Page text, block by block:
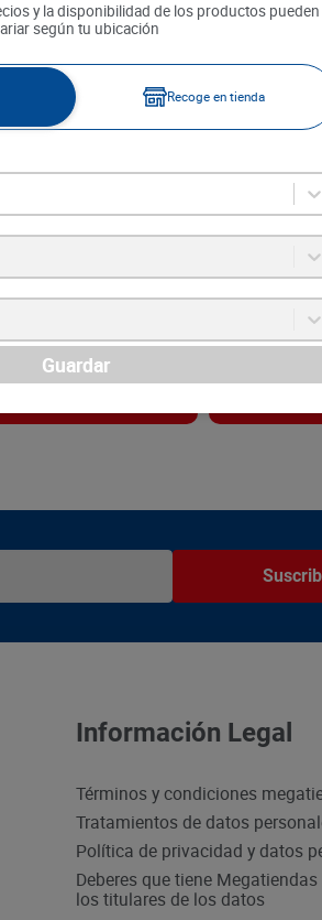
790
Shampoo
Adiós
Información Legal
Términos y condiciones
Tratamientos de datos
Política de privacidad y datos
Deberes que tiene
los titulares de los datos
y la disponibilidad de los productos pueden
según tu ubicación
Recoge en tienda
Guardar